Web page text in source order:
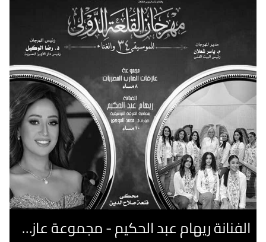
الفنانة ريهام عبد الحكيم - مجموعة عازفات الهارب المصريات